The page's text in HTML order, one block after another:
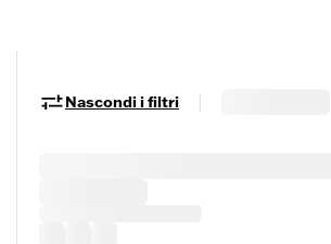
Nascondi i filtri